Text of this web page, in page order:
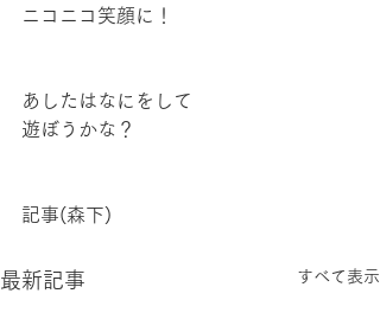
ニコニコ笑顔に！
あしたはなにをして
遊ぼうかな？
記事(森下)
最新記事 すべて表示